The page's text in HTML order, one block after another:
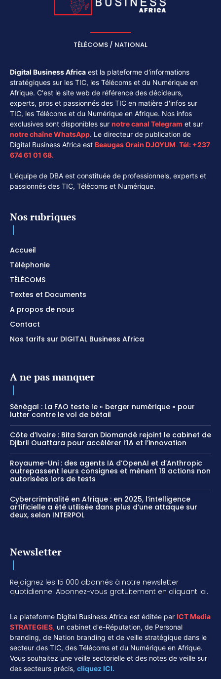
TÉLÉCOMS / NATIONAL
Digital Business Africa est la plateforme d'informations
stratégiques sur les TIC, les Télécoms et du Numérique en
Afrique. C'est le site web de référence des décideurs,
experts, pros et passionnés des TIC en matière d'infos sur
TIC, les Télécoms et du Numérique en Afrique. Nos infos
exclusives sont disponibles sur notre canal Telegram et sur
notre chaîneWhatsApp. Le directeur de publication de
Digital Business Africa est Beaugas Orain DJOYUM. Tél: +237
674 61 01 68.
L'équipe de DBA est constituée de professionnels, experts et
passionnés des TIC, Télécoms et Numérique.
Nos rubriques
Accueil
Téléphonie
TÉLÉCOMS
Textes et Documents
A propos de nous
Contact
Nos tarifs sur DIGITAL Business Africa
A ne pas manquer
Sénégal : La FAO teste le « berger numérique » pour
lutter contre le vol de bétail
Côte d’Ivoire : Bita Saran Diomandé rejoint le cabinet de
Djibril Ouattara pour accélérer l’IA et l’innovation
Royaume-Uni : des agents IA d’OpenAI et d’Anthropic
outrepassent leurs consignes et mènent 19 actions non
autorisées lors de tests
Cybercriminalité en Afrique : en 2025, l’intelligence
artificielle a été utilisée dans plus d’une attaque sur
deux, selon INTERPOL
Newsletter
Rejoignez les 15 000 abonnés à notre newsletter
quotidienne. Abonnez-vous gratuitement en cliquant ici.
La plateforme Digital Business Africa est éditée par ICT Media
STRATEGIES, un cabinet d'e-Réputation, de Personal
branding, de Nation branding et de veille stratégique dans le
secteur des TIC, des Télécoms et du Numérique en Afrique.
Vous souhaitez une veille sectorielle et des notes de veille sur
des secteurs précis, cliquez ICI.